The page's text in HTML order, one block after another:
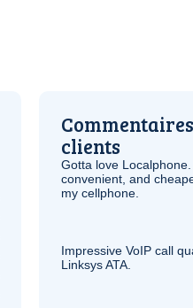
clients
Gotta love
convenient, and
my cellphone.
Impressive VoIP call
LinksysATA